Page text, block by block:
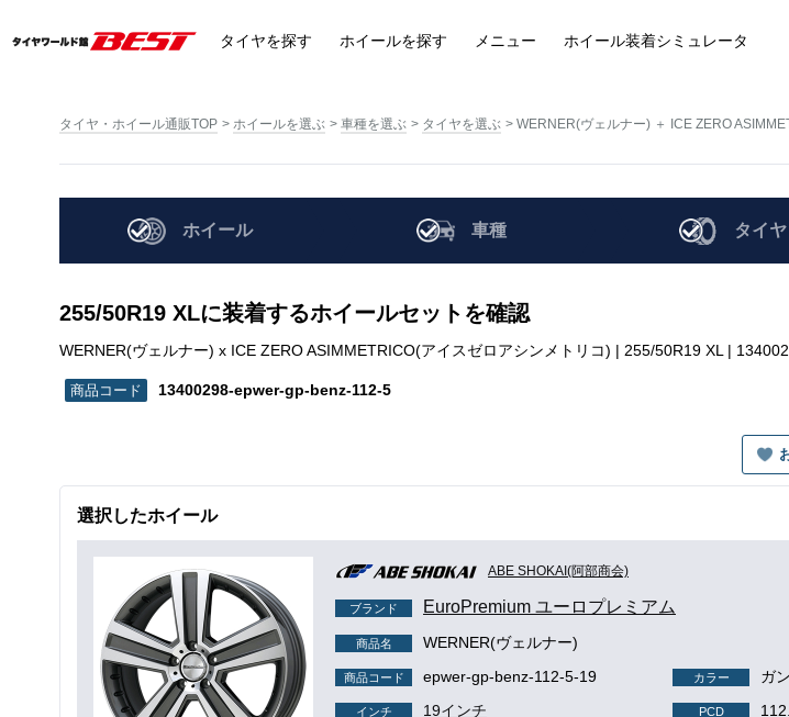
タイヤを探す ホイールを探す メニュー ホイール装着シミュレータ
タイヤ・ホイール通販TOP ホイールを選ぶ 車種を選ぶ タイヤを選ぶ WERNER(ヴェルナー) ＋ ICE ZERO
ホイール 車種 タイヤ
255/50R19 XLに装着するホイールセットを確認
WERNER(ヴェルナー) x ICE ZERO ASIMMETRICO(アイスゼロアシンメトリコ) | 255/50R19 XL |
13400298-epwer-gp-benz-112-5
選択したホイール
ABE SHOKAI(阿部商会)
ブランド EuroPremium ユーロプレミアム
商品名 WERNER(ヴェルナー)
商品コード epwer-gp-benz-112-5-19 カラー ガ
インチ 19インチ PCD